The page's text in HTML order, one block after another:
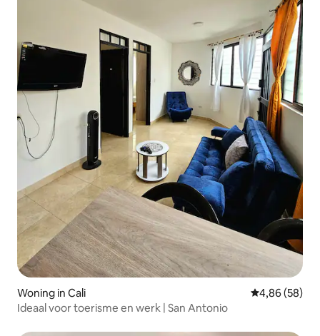
Woning in Cali Gemiddelde
4,86 (58)
Ideaal voor toerisme en werk | San Antonio